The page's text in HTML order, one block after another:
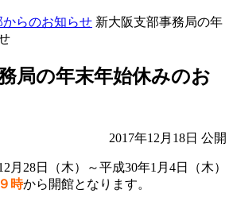
からのお知らせ 新大阪支部事務局の年
局の年末年始休みのお
2017年12月18日 公開
月28日（木）～平成30年1月4日（木）
時から開館となります。